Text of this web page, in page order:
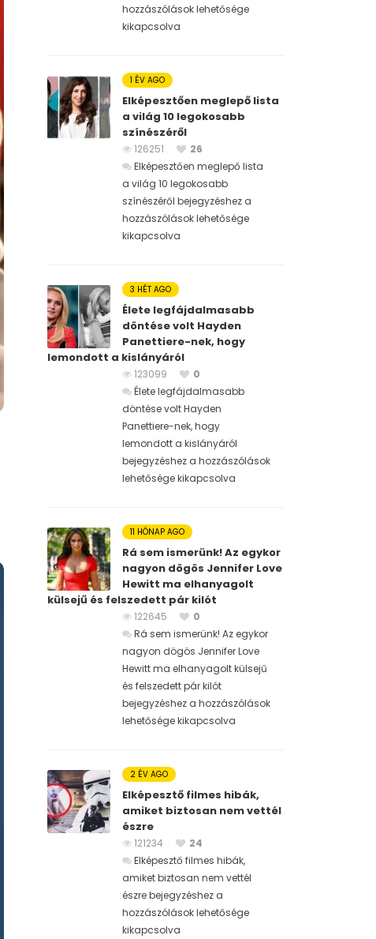
hozzászólások lehetősége
kikapcsolva
1 ÉV AGO
Elképesztően meglepő lista
a világ 10 legokosabb
színészéről
126251
26
Elképesztően meglepő lista
a világ 10 legokosabb
színészéről bejegyzéshez a
hozzászólások lehetősége
kikapcsolva
3 HÉT AGO
Élete legfájdalmasabb
döntése volt Hayden
Panettiere-nek, hogy
lemondott a kislányáról
123099
0
Élete legfájdalmasabb
döntése volt Hayden
Panettiere-nek, hogy
lemondott a kislányáról
bejegyzéshez a hozzászólások
lehetősége kikapcsolva
11 HÓNAP AGO
Rá sem ismerünk! Az egykor
nagyon dögös Jennifer Love
Hewitt ma elhanyagolt
külsejű és felszedett pár kilót
122645
0
Rá sem ismerünk! Az egykor
nagyon dögös Jennifer Love
Hewitt ma elhanyagolt külsejű
és felszedett pár kilót
bejegyzéshez a hozzászólások
lehetősége kikapcsolva
2 ÉV AGO
Elképesztő filmes hibák,
amiket biztosan nem vettél
észre
121234
24
Elképesztő filmes hibák,
amiket biztosan nem vettél
észre bejegyzéshez a
hozzászólások lehetősége
kikapcsolva